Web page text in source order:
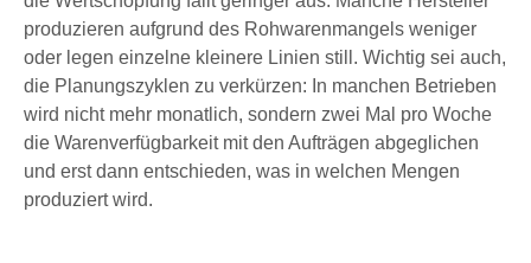
produzieren aufgrund des Rohwarenmangels weniger
oder legen einzelne kleinere Linien still. Wichtig sei auch,
die Planungszyklen zu verkürzen: In manchen Betrieben
wird nicht mehr monatlich, sondern zwei Mal pro Woche
die Warenverfügbarkeit mit den Aufträgen abgeglichen
und erst dann entschieden, was in welchen Mengen
produziert wird.